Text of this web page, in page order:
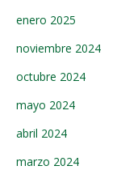
enero 2025
noviembre 2024
octubre 2024
mayo 2024
abril 2024
marzo 2024